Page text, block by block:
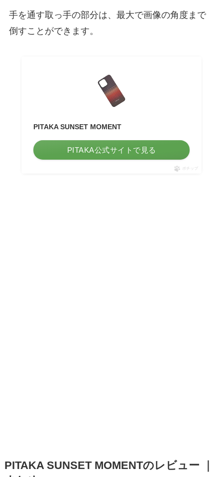
手を通す取っ手の部分は、最大で画像の角度まで
倒すことができます。
PITAKA SUNSET MOMENT
PITAKA公式サイトで見る
ポチップ
PITAKA SUNSET MOMENTのレビュー ｜